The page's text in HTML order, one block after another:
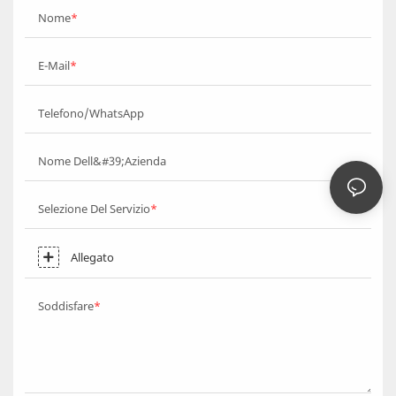
Nome
E-Mail
Telefono/WhatsApp
Nome Dell&#39;azienda
Selezione Del Servizio
Allegato
Soddisfare